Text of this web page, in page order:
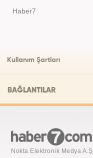
Haber7
Kullanım Şartları
BAĞLANTILAR
Nokta Elektronik Medya A.Ş.